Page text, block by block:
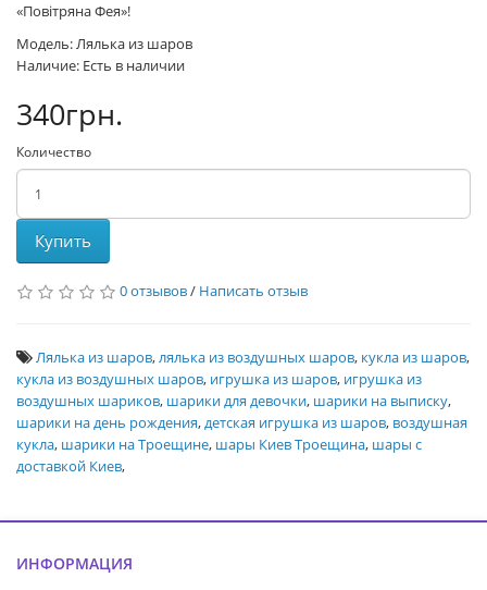
«Повітряна Фея»!
Модель: Лялька из шаров
Наличие: Есть в наличии
340грн.
Количество
Купить
0 отзывов/ Написать отзыв
Лялька из шаров,лялька из воздушных шаров, кукла из шаров,
кукла из воздушных шаров, игрушка из шаров, игрушка из
воздушных шариков, шарики для девочки, шарики на выписку,
шарики на день рождения,детская игрушка из шаров, воздушная
кукла, шарики на Троещине, шары Киев Троещина, шары с
доставкой Киев,
ИНФОРМАЦИЯ